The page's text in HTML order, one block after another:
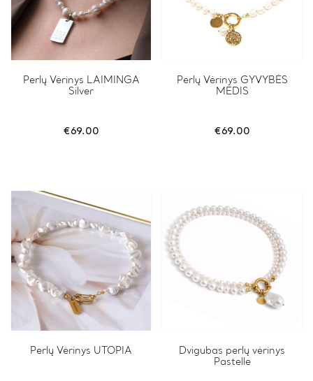
Perlų Vėrinys LAIMINGA
Silver
€69.00
Perlų Vėrinys GYVYBĖS
MEDIS
€69.00
Perlų Vėrinys UTOPIA
Dvigubas perlų vėrinys
Pastelle